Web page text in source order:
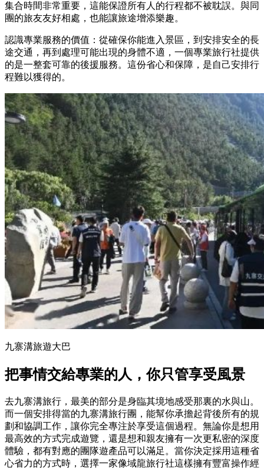
集合時間非常重要，這能保證所有人的行程都不被耽誤。與同
團的旅友友好相處，也能讓旅途增添樂趣。
認識專業服務的價值：從確保你能進入景區，到安排安全的長
途交通，再到處理可能出現的身體不適，一個專業旅行社提供
的是一整套可靠的後援服務。這份省心和保障，是自己安排行
程難以獲得的。
九寨溝旅遊大巴
把事情交給專業的人，你只管享受風景
去九寨溝旅行，最美的部分是身臨其境地感受那裏的水與山。
而一個安排得當的九寨溝旅行團，能幫你承擔起背後所有的規
劃和協調工作，讓你完全專注於享受這個過程。無論你是想用
最高效的方式完成遊覽，還是想和親友擁有一次更私密的深度
體驗，都有對應的團隊遊產品可以滿足。當你決定採用這種省
心省力的方式時，選擇一家像域龍旅行社這樣擁有豐富操作經